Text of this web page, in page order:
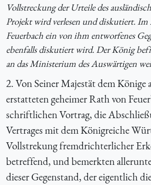
Vollstreckung der Urteile des
Projekt wird verlesen und diskutiert.
Feuerbach ein von ihm entworfenes
ebenfalls diskutiert wird. Der König
an das Ministerium des Auswärtigen
2. Von Seiner Majestät dem Könige
erstatteten geheimer Rath von
schriftlichen Vortrag, die
Vertrages mit dem Königreiche
Vollstrekung fremdrichterlicher
betreffend, und bemerkten
dieser Gegenstand, der eigentlich